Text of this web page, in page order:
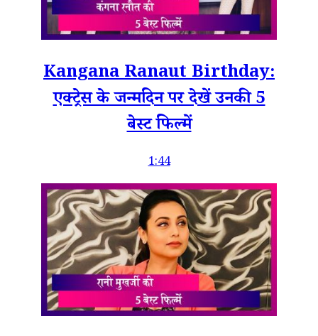
Kangana Ranaut Birthday:
एक्ट्रेस के जन्मदिन पर देखें उनकी 5
बेस्ट फिल्में
1:44